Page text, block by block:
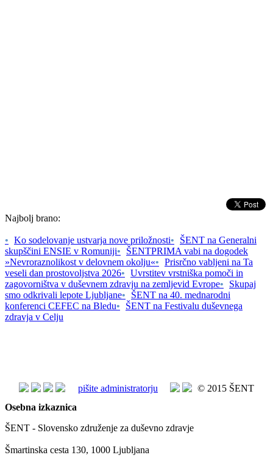
Najbolj brano:
• Ko sodelovanje ustvarja nove priložnosti•
ŠENT na Generalni
skupščini ENSIE v Romuniji•
ŠENTPRIMA vabi na dogodek
»Nevroraznolikost v delovnem okolju«• Prisrčno vabljeni na Ta
veseli dan prostovoljstva 2026• Uvrstitev vrstniška pomoči in
zagovorništva v duševnem zdravju na zemljevid Evrope•
Skupaj
smo odkrivali lepote Ljubljane•
ŠENT na 40. mednarodni
konferenci CEFEC na Bledu•
ŠENT na Festivalu duševnega
zdravja v Celju
pišite administratorju
© 2015 ŠENT
Osebna izkaznica
ŠENT - Slovensko združenje za duševno zdravje
Šmartinska cesta 130, 1000 Ljubljana